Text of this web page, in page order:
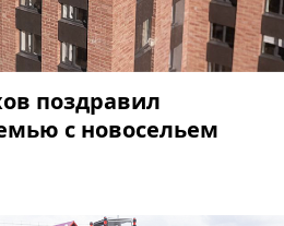
поздравил
с новосельем